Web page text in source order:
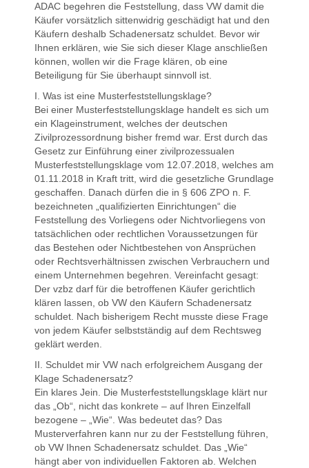
ADAC begehren die Feststellung, dass VW damit die
Käufer vorsätzlich sittenwidrig geschädigt hat und den
Käufern deshalb Schadenersatz schuldet. Bevor wir
Ihnen erklären, wie Sie sich dieser Klage anschließen
können, wollen wir die Frage klären, ob eine
Beteiligung für Sie überhaupt sinnvoll ist.
I. Was ist eine Musterfeststellungsklage?
Bei einer Musterfeststellungsklage handelt es sich um
ein Klageinstrument, welches der deutschen
Zivilprozessordnung bisher fremd war. Erst durch das
Gesetz zur Einführung einer zivilprozessualen
Musterfeststellungsklage vom 12.07.2018, welches am
01.11.2018 in Kraft tritt, wird die gesetzliche Grundlage
geschaffen. Danach dürfen die in § 606 ZPO n. F.
bezeichneten „qualifizierten Einrichtungen“ die
Feststellung des Vorliegens oder Nichtvorliegens von
tatsächlichen oder rechtlichen Voraussetzungen für
das Bestehen oder Nichtbestehen von Ansprüchen
oder Rechtsverhältnissen zwischen Verbrauchern und
einem Unternehmen begehren. Vereinfacht gesagt:
Der vzbz darf für die betroffenen Käufer gerichtlich
klären lassen, ob VW den Käufern Schadenersatz
schuldet. Nach bisherigem Recht musste diese Frage
von jedem Käufer selbstständig auf dem Rechtsweg
geklärt werden.
II. Schuldet mir VW nach erfolgreichem Ausgang der
Klage Schadenersatz?
Ein klares Jein. Die Musterfeststellungsklage klärt nur
das „Ob“, nicht das konkrete – auf Ihren Einzelfall
bezogene – „Wie“. Was bedeutet das? Das
Musterverfahren kann nur zu der Feststellung führen,
ob VW Ihnen Schadenersatz schuldet. Das „Wie“
hängt aber von individuellen Faktoren ab. Welchen